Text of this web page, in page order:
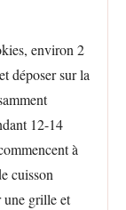
environ 2
déposer sur la
12-14
à
cuisson
une grille et